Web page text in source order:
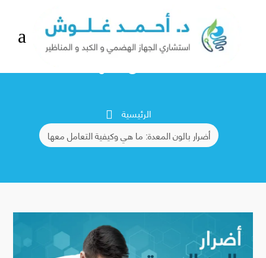
a أضرار بالون المعدة: ما هي وكيفية
التعامل معها
الرئيسية 
أضرار بالون المعدة: ما هي وكيفية التعامل معها